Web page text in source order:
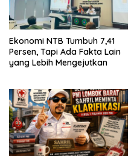
Ekonomi NTB Tumbuh 7,41
Persen, Tapi Ada Fakta Lain
yang Lebih Mengejutkan